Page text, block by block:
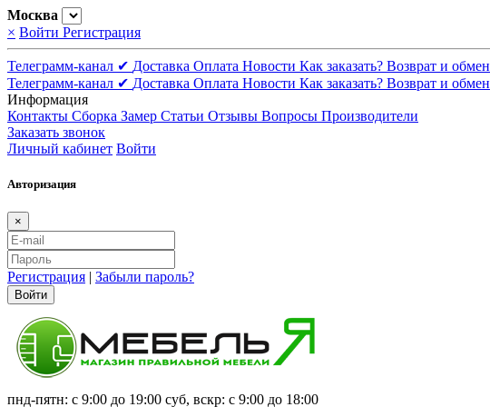
Москва
× Войти Регистрация
Телеграмм-канал ✔ Доставка Оплата Новости Как заказать? Возврат и обмен
Телеграмм-канал ✔ Доставка Оплата Новости Как заказать? Возврат и обмен
Информация
Контакты Сборка Замер Статьи Отзывы Вопросы Производители
Заказать звонок
Личный кабинет Войти
Авторизация
×
Регистрация | Забыли пароль?
Войти
пнд-пятн: с 9:00 до 19:00 суб, вскр: с 9:00 до 18:00